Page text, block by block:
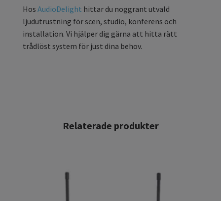
Hos AudioDelight hittar du noggrant utvald
ljudutrustning för scen, studio, konferens och
installation. Vi hjälper dig gärna att hitta rätt
trådlöst system för just dina behov.